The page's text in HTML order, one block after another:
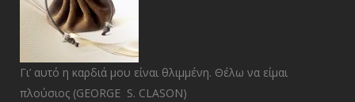
Γι’ αυτό η καρδιά μου είναι θλιμμένη. Θέλω να είμαι
πλούσιος (GEORGE S. CLASON)